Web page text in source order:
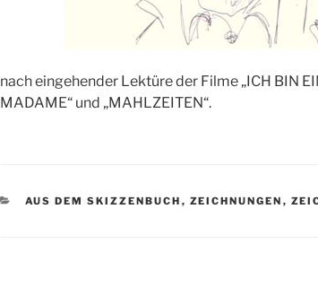
nach eingehender Lektüre der Filme „ICH BIN
MADAME“ und „MAHLZEITEN“.
KATEGORIEN
AUS DEM SKIZZENBUCH , ZEICHNUNGEN ,